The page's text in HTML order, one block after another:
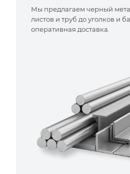
Мы предлагаем черный
листов и труб до уголков и
оперативная доставка.